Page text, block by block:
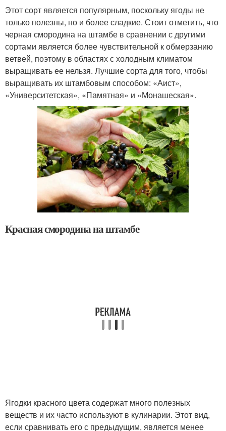
Этот сорт является популярным, поскольку ягоды не
только полезны, но и более сладкие. Стоит отметить, что
черная смородина на штамбе в сравнении с другими
сортами является более чувствительной к обмерзанию
ветвей, поэтому в областях с холодным климатом
выращивать ее нельзя. Лучшие сорта для того, чтобы
выращивать их штамбовым способом: «Аист»,
«Университетская», «Памятная» и «Монашеская».
Красная смородина на штамбе
Ягодки красного цвета содержат много полезных
веществ и их часто используют в кулинарии. Этот вид,
если сравнивать его с предыдущим, является менее